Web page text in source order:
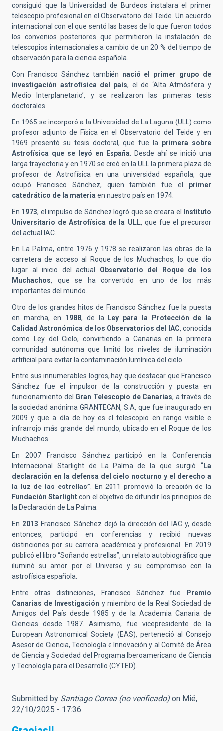
consiguió que la Universidad de Burdeos instalara el primer
telescopio profesional en el Observatorio del Teide. Un acuerdo
internacional con el que sentó las bases de lo que fueron todos
los convenios posteriores que permitieron la instalación de
telescopios internacionales a cambio de un 20 % del tiempo de
observación para la ciencia española.
Con Francisco Sánchez también nació el primer grupo de
investigación astrofísica del país, el de ‘Alta Atmósfera y
Medio Interplanetario’, y se realizaron las primeras tesis
doctorales.
En 1965 se incorporó a la Universidad de La Laguna (ULL) como
profesor adjunto de Física en el Observatorio del Teide y en
1969 presentó su tesis doctoral, que fue la primera sobre
Astrofísica que se leyó en España. Desde ahí se inició una
larga trayectoria y en 1970 se creó en la ULL la primera plaza de
profesor de Astrofísica en una universidad española, que
ocupó Francisco Sánchez, quien también fue el primer
catedrático de la materiaen nuestro país en 1974.
En 1973, el impulso de Sánchez logró que se creara el
Instituto
Universitario de Astrofísica de la ULL, que fue el precursor
del actual IAC.
En La Palma, entre 1976 y 1978 se realizaron las obras de la
carretera de acceso al Roque de los Muchachos, lo que dio
lugar al inicio del actual Observatorio del Roque de los
Muchachos, que se ha convertido en uno de los más
importantes del mundo.
Otro de los grandes hitos de Francisco Sánchez fue la puesta
en marcha, en 1988, de la
Ley para la Protección de la
Calidad Astronómica de los Observatorios del IAC, conocida
como Ley del Cielo, convirtiendo a Canarias en la primera
comunidad autónoma que limitó los niveles de iluminación
artificial para evitar la contaminación lumínica del cielo.
Entre sus innumerables logros, hay que destacar que Francisco
Sánchez fue el impulsor de la construcción y puesta en
funcionamiento del Gran Telescopio de Canarias, a través de
la sociedad anónima GRANTECAN, S.A, que fue inaugurado en
2009 y que a día de hoy es el telescopio en rango visible e
infrarrojo más grande del mundo, ubicado en el Roque de los
Muchachos.
En 2007 Francisco Sánchez participó en la Conferencia
Internacional Starlight de La Palma de la que surgió “La
declaración en la defensa del cielo nocturno y el derecho a
la luz de las estrellas”. En 2011 promovió la creación de la
Fundación Starlightcon el objetivo de difundir los principios de
la Declaración de La Palma.
En 2013 Francisco Sánchez dejó la dirección del IAC y, desde
entonces, participó en conferencias y recibió nuevas
distinciones por su carrera académica y profesional. En 2019
publicó el libro “Soñando estrellas”, un relato autobiográfico que
iluminó su amor por el Universo y su compromiso con la
astrofísica española.
Entre otras distinciones, Francisco Sánchez fue
Premio
Canarias de Investigación y miembro de la Real Sociedad de
Amigos del País desde 1985 y de la Academia Canaria de
Ciencias desde 1987. Asimismo, fue vicepresidente de la
European Astronomical Society (EAS), perteneció al Consejo
Asesor de Ciencia, Tecnología e Innovación y al Comité de Área
de Ciencia y Sociedad del Programa Iberoamericano de Ciencia
y Tecnología para el Desarrollo (CYTED).
Submitted by Santiago Correa (no verificado) on Mié,
22/10/2025 - 17:36